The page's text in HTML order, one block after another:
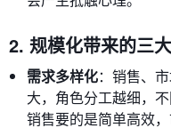
2. 规模化带来的三
需求多样化：销售、
大，角色分工越细，
销售要的是简单高效